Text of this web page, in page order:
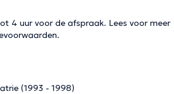
4 uur voor de afspraak. Lees voor meer
.
(1993 - 1998)